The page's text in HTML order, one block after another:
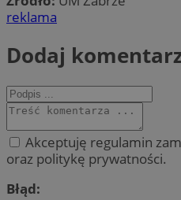
reklama
Dodaj
Akceptuję regulamin
oraz politykę prywatności.
Błąd: